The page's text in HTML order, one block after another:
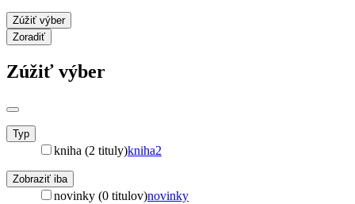
Zúžiť výber
Zoradiť
Zúžiť výber
Typ
kniha (2 tituly)kniha2
Zobraziť iba
novinky (0 titulov)novinky